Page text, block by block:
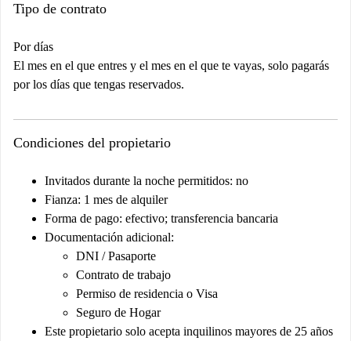
Tipo de contrato
Por días
El mes en el que entres y el mes en el que te vayas, solo pagarás
por los días que tengas reservados.
Condiciones del propietario
Invitados durante la noche permitidos: no
Fianza: 1 mes de alquiler
Forma de pago: efectivo; transferencia bancaria
Documentación adicional:
DNI / Pasaporte
Contrato de trabajo
Permiso de residencia o Visa
Seguro de Hogar
Este propietario solo acepta inquilinos mayores de 25 años